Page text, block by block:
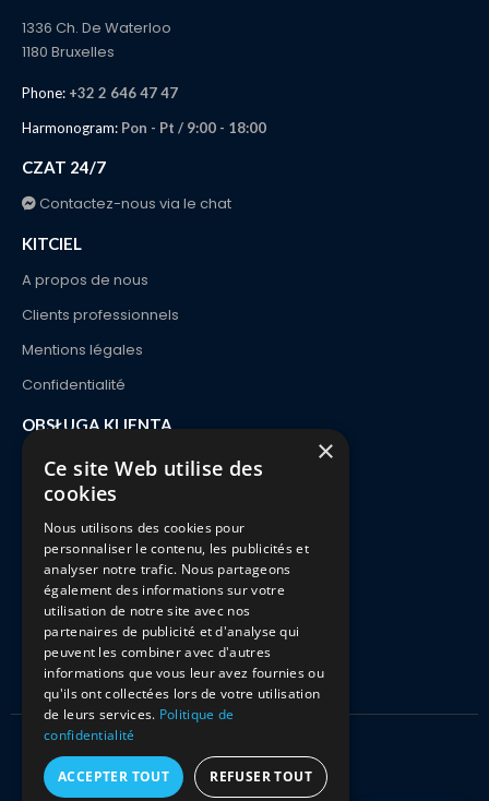
1336 Ch. De Waterloo
1180 Bruxelles
Phone: +32 2 646 47 47
Harmonogram: Pon - Pt / 9:00 - 18:00
CZAT 24/7
Contactez-nous via le chat
KITCIEL
A propos de nous
Clients professionnels
Mentions légales
Confidentialité
OBSŁUGA KLIENTA
Kontakt
Zamówienie i dostawa
Płatności
Zwroty i wymiany
FAQ
Kitciel 2021 Wszelkie prawa zastrzeżone
×
Ce site Web utilise des
cookies
Nous utilisons des cookies pour
personnaliser le contenu, les publicités et
analyser notre trafic. Nous partageons
également des informations sur votre
utilisation de notre site avec nos
partenaires de publicité et d'analyse qui
peuvent les combiner avec d'autres
informations que vous leur avez fournies ou
qu'ils ont collectées lors de votre utilisation
de leurs services. Politique de
confidentialité
ACCEPTER TOUT REFUSER TOUT